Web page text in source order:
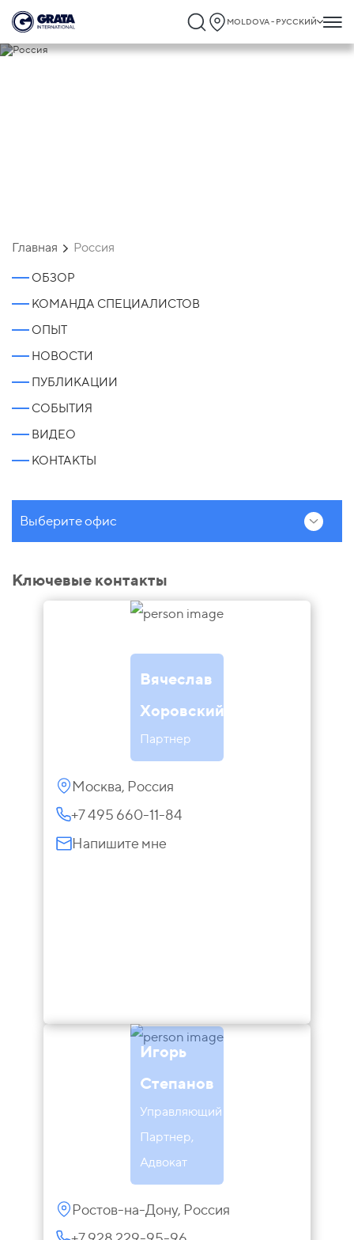
MOLDOVA - РУССКИЙ
Главная Россия
ОБЗОР
КОМАНДА СПЕЦИАЛИСТОВ
ОПЫТ
НОВОСТИ
ПУБЛИКАЦИИ
СОБЫТИЯ
ВИДЕО
КОНТАКТЫ
Выберите офис
Ключевые контакты
Вячеслав
Хоровский
Партнер
Москва, Россия
+7 495 660-11-84
Напишите мне
Игорь
Степанов
Управляющий
Партнер,
Адвокат
Ростов-на-Дону, Россия